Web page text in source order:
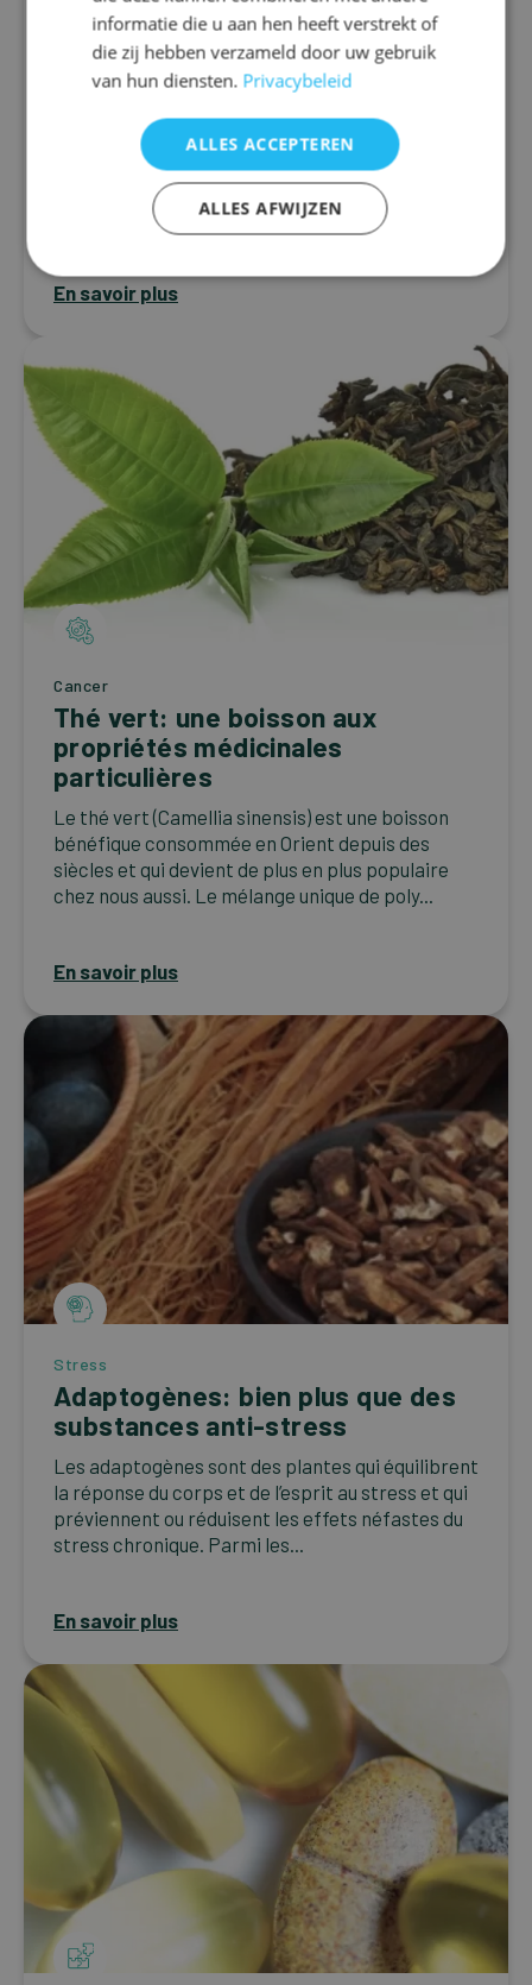
Thérapie nutritionnelle pour la
migraine: Comment les
compléments alimentaires
peuvent faire la différence
La migraine est un trouble neurologique
caractérisé par des crises récurrentes de maux
de tête sévères qui peuvent s’accompagner de
nausées, d’une nuque douloureuse ou raide, d’une...
En savoir plus
Cancer
Thé vert: une boisson aux
propriétés médicinales
particulières
Le thé vert (Camellia sinensis) est une boisson
bénéfique consommée en Orient depuis des
siècles et qui devient de plus en plus populaire
chez nous aussi. Le mélange unique de poly...
En savoir plus
Stress
Adaptogènes: bien plus que des
substances anti-stress
Les adaptogènes sont des plantes qui équilibrent
la réponse du corps et de l’esprit au stress et qui
préviennent ou réduisent les effets néfastes du
stress chronique. Parmi les...
En savoir plus
informatie die u aan hen heeft verstrekt of
die zij hebben verzameld door uw gebruik
van hun diensten. Privacybeleid
ALLES ACCEPTEREN
ALLES AFWIJZEN